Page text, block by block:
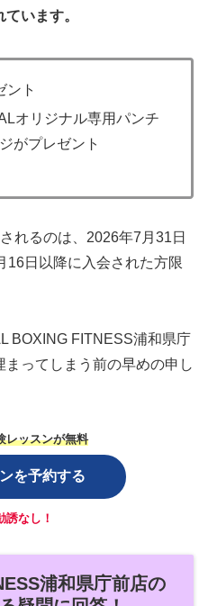
います。
ント
オリジナル専用パンチ
がプレゼント
れるのは、2026年7月31日
16日以降に入会された方限
BOXING FITNESS浦和県庁
ってしまう前の早めの申し
ッスンが無料
を予約する
誘なし！
浦和県庁前店の